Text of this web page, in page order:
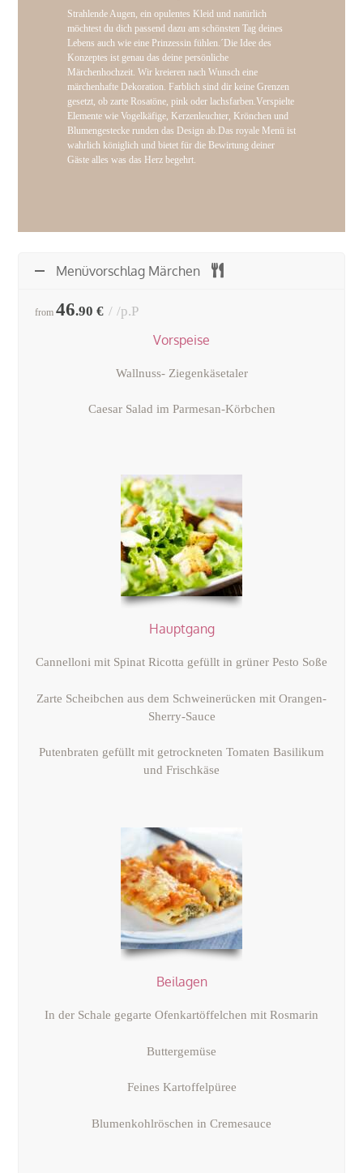
Strahlende Augen, ein opulentes Kleid und natürlich
möchtest du dich passend dazu am schönsten Tag deines
Lebens auch wie eine Prinzessin fühlen.´Die Idee des
Konzeptes ist genau das deine persönliche
Märchenhochzeit. Wir kreieren nach Wunsch eine
märchenhafte Dekoration. Farblich sind dir keine Grenzen
gesetzt, ob zarte Rosatöne, pink oder lachsfarben.Verspielte
Elemente wie Vogelkäfige, Kerzenleuchter, Krönchen und
Blumengestecke runden das Design ab. Das royale Menü ist
wahrlich königlich und bietet für die Bewirtung deiner
Gäste alles was das Herz begehrt.
Menüvorschlag Märchen
from46.90 € /p.P
Vorspeise
Wallnuss- Ziegenkäsetaler
Caesar Salad im Parmesan-Körbchen
Hauptgang
Cannelloni mit Spinat Ricotta gefüllt in grüner Pesto Soße
Zarte Scheibchen aus dem Schweinerücken mit Orangen-
Sherry-Sauce
Putenbraten gefüllt mit getrockneten Tomaten Basilikum
und Frischkäse
Beilagen
In der Schale gegarte Ofenkartöffelchen mit Rosmarin
Buttergemüse
Feines Kartoffelpüree
Blumenkohlröschen in Cremesauce